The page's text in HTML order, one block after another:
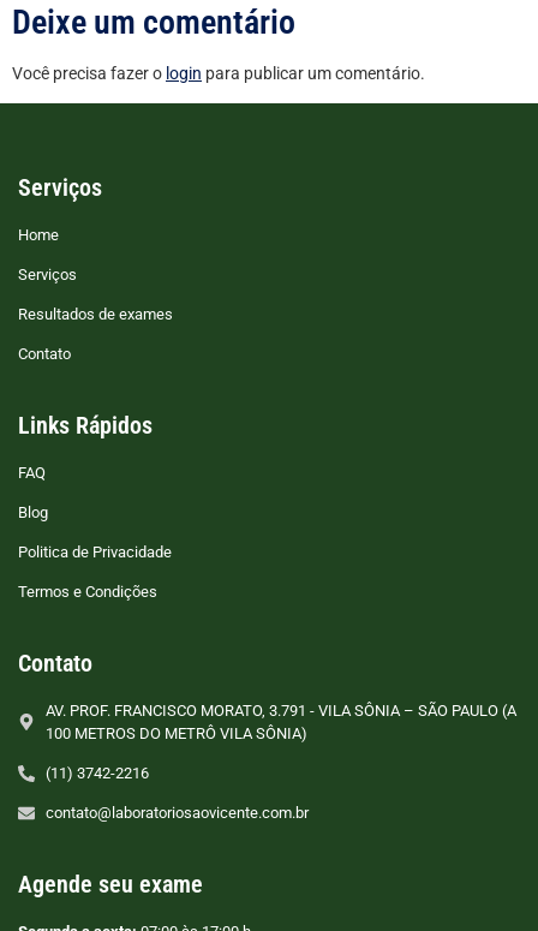
Deixe um comentário
Você precisa fazer o login para publicar um comentário.
Serviços
Home
Serviços
Resultados de exames
Contato
Links Rápidos
FAQ
Blog
Politica de Privacidade
Termos e Condições
Contato
AV. PROF. FRANCISCO MORATO, 3.791 - VILA SÔNIA – SÃO PAULO (A
100 METROS DO METRÔ VILA SÔNIA)
(11) 3742-2216
contato@laboratoriosaovicente.com.br
Agende seu exame